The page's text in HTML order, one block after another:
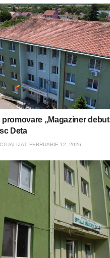
promovare „Magaziner
Deta
FEBRUARIE 12, 2026